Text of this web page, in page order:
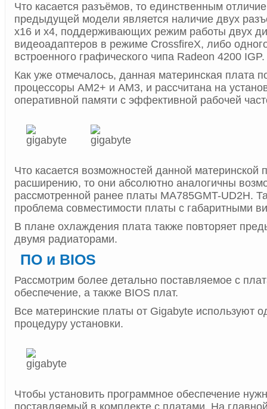
Что касается разъёмов, то единственным
предыдущей модели является наличие двух
x16 и х4, поддерживающих режим работы двух
видеоадаптеров в режиме CrossfireX, либо
встроенного графического чипа Radeon 4200 IGP.
Как уже отмечалось, данная материнская плата
процессоры AM2+ и AM3, и рассчитана на
оперативной памяти с эффективной рабочей
Что касается возможностей данной материнской
расширению, то они абсолютно аналогичны
рассмотренной ранее платы MA785GMT-UD2H.
проблема совместимости платы с габаритными
В плане охлаждения плата также повторяет
двумя радиаторами.
ПО и BIOS
Рассмотрим более детально поставляемое с
обеспечение, а также BIOS плат.
Все материнские платы от Gigabyte используют
процедуру установки.
Чтобы установить программное обеспечение